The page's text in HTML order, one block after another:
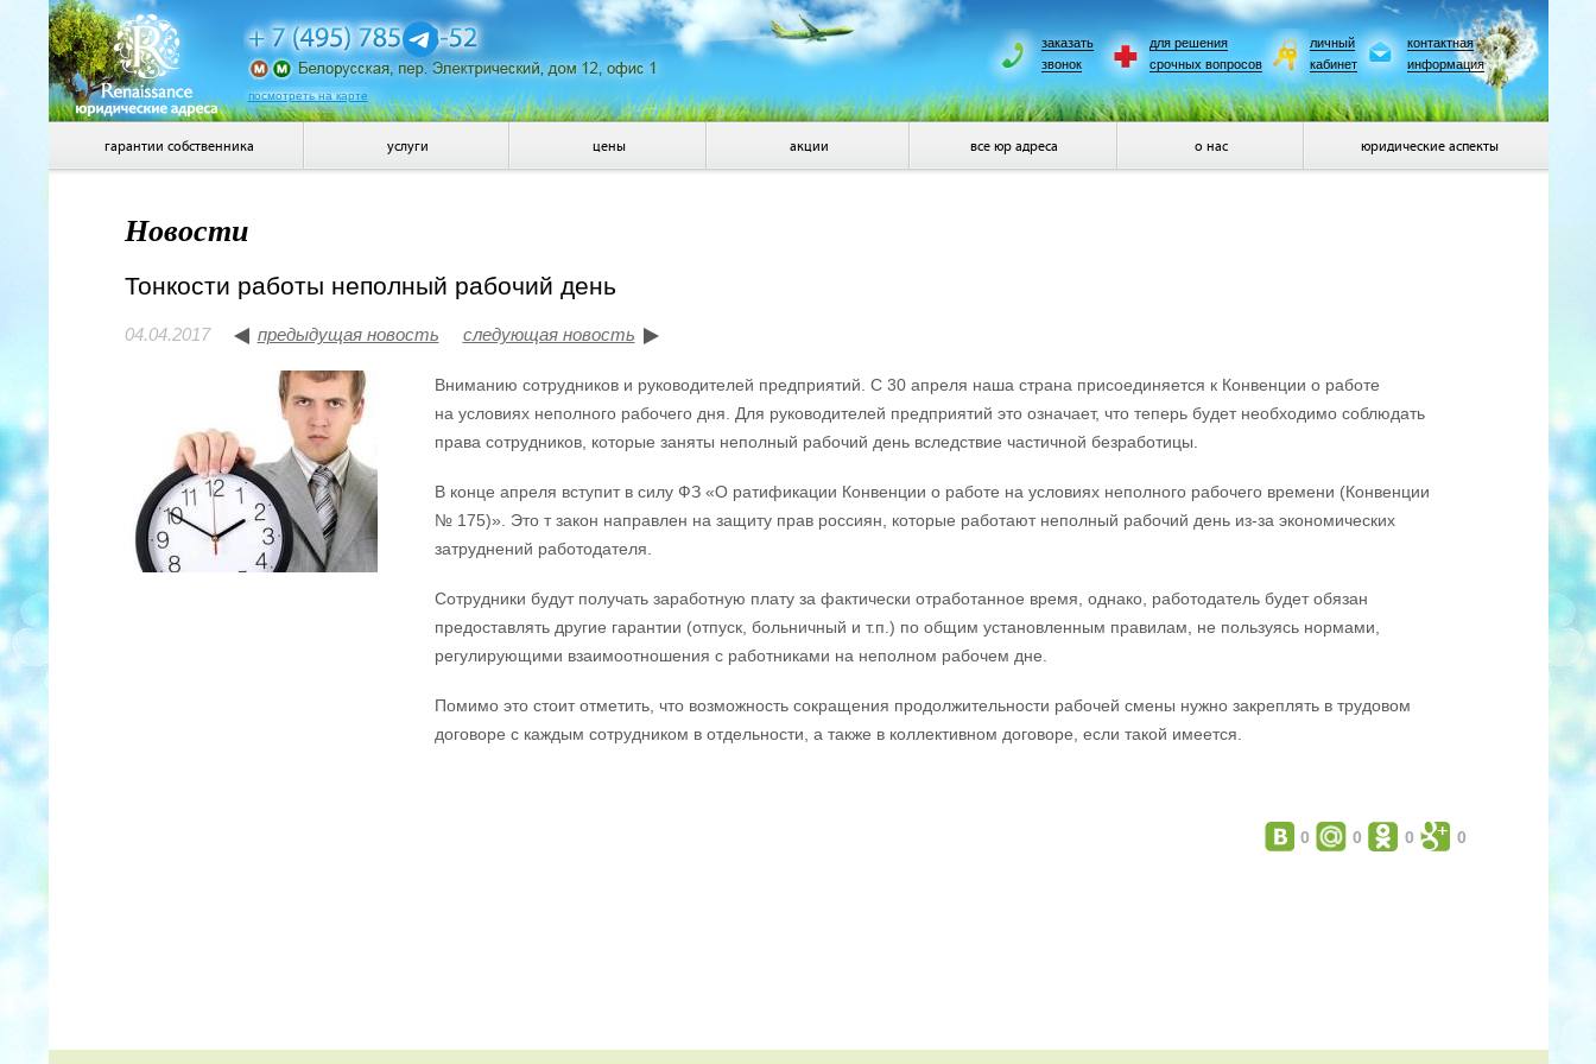
посмотреть на карте
заказать
звонок
для решения
срочных вопросов
личный
кабинет
контактная
информация
гарантии собственника услуги цены акции все юр адреса о нас юридические аспекты
Новости
Тонкости работы неполный рабочий день
04.04.2017 предыдущая новость следующая новость
Вниманию сотрудников и руководителей предприятий. С 30 апреля наша страна присоединяется к Конвенции о работе
на условиях неполного рабочего дня. Для руководителей предприятий это означает, что теперь будет необходимо соблюдать
права сотрудников, которые заняты неполный рабочий день вследствие частичной безработицы.
В конце апреля вступит в силу ФЗ «О ратификации Конвенции о работе на условиях неполного рабочего времени (Конвенции
№ 175)». Это т закон направлен на защиту прав россиян, которые работают неполный рабочий день из-за экономических
затруднений работодателя.
Сотрудники будут получать заработную плату за фактически отработанное время, однако, работодатель будет обязан
предоставлять другие гарантии (отпуск, больничный и т.п.) по общим установленным правилам, не пользуясь нормами,
регулирующими взаимоотношения с работниками на неполном рабочем дне.
Помимо это стоит отметить, что возможность сокращения продолжительности рабочей смены нужно закреплять в трудовом
договоре с каждым сотрудником в отдельности, а также в коллективном договоре, если такой имеется.
0 0 0 0